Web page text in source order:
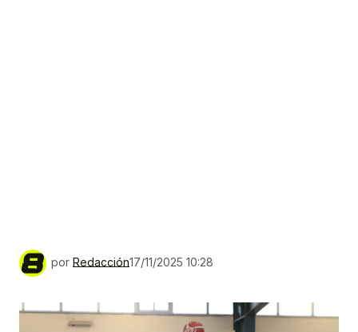
por Redacción17/11/2025 10:28